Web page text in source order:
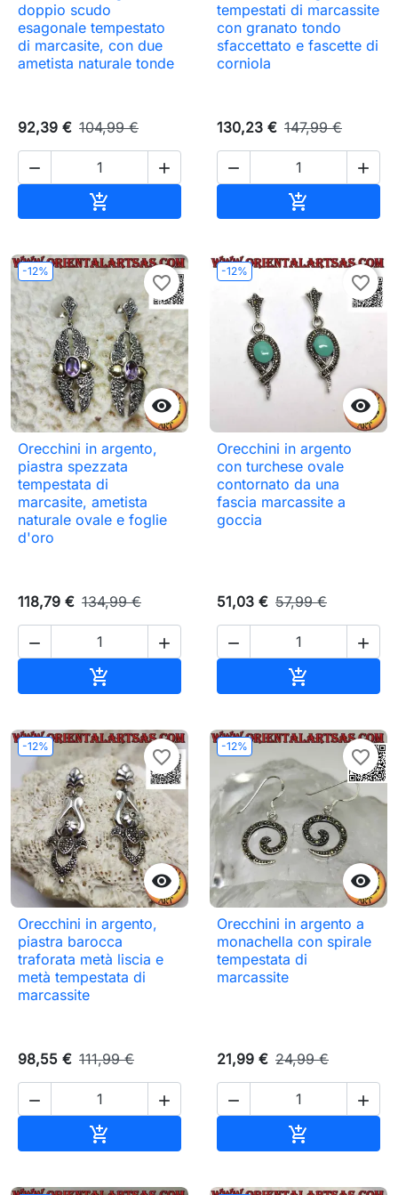
doppio scudo
esagonale tempestato
di marcasite, con due
ametista naturale tonde
92,39 € 104,99 €
 

tempestati di marcassite
con granato tondo
sfaccettato e fascette di
corniola
130,23 € 147,99 €
 

-12%

favorite_border
Orecchini in argento,
piastra spezzata
tempestata di
marcasite, ametista
naturale ovale e foglie
d'oro
118,79 € 134,99 €
 

-12%

favorite_border
Orecchini in argento
con turchese ovale
contornato da una
fascia marcassite a
goccia
51,03 € 57,99 €
 

-12%

favorite_border
Orecchini in argento,
piastra barocca
traforata metà liscia e
metà tempestata di
marcassite
98,55 € 111,99 €
 

-12%

favorite_border
Orecchini in argento a
monachella con spirale
tempestata di
marcassite
21,99 € 24,99 €
 
